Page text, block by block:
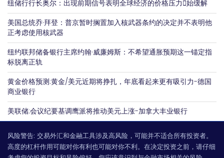
纽储行行长奥尔：出现前期信号表明全球经济的价格压力𫔭始缓解
美国总统乔·拜登：普京暂时搁置加入核武器条约的决定并不表明他
正考虑使用核武器
纽约联邦储备银行主席约翰·威廉姆斯：不希望通胀预期这一锚定指
标脱离正轨
黄金价格预测:黄金/美元近期将挣扎，年底看起来更有吸引力-德国
商业银行
美联储:会议纪要基调鹰派将推动美元上涨-加拿大丰业银行
风险警告: 交易外汇和金融工具涉及高风险，可能并不适合所有投资者。
高度的杠杆作用可能对你有利也可能对你不利。在决定投资之前，请仔细